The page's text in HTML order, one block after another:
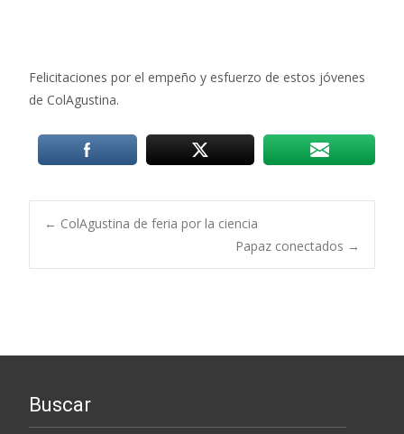
Felicitaciones por el empeño y esfuerzo de estos jóvenes
de ColAgustina.
Post
← ColAgustina de feria por la ciencia
Papaz conectados →
Buscar